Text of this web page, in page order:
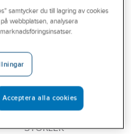
WOOLPOWER
Hjälmhuva
Woolpower
9644
HJÄLMHUVA
WOOLPOWER 9644
SVART 400GR EN
STORLEK
samtycker du till lagring av cookies
webbplatsen, analysera
Acceptera alla cookies